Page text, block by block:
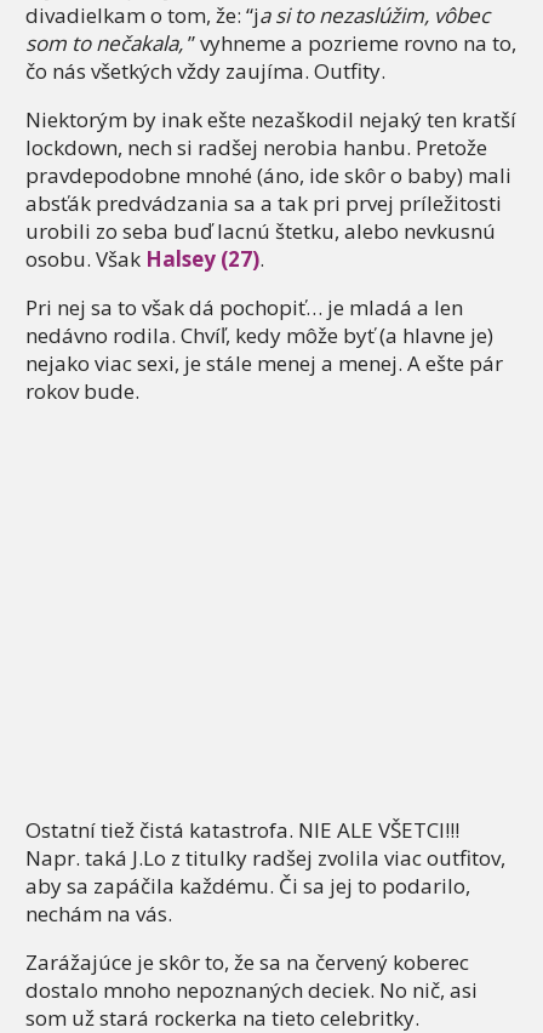
divadielkam o tom, že: “ja si to nezaslúžim, vôbec
som to nečakala,” vyhneme a pozrieme rovno na to,
čo nás všetkých vždy zaujíma. Outfity.
Niektorým by inak ešte nezaškodil nejaký ten kratší
lockdown, nech si radšej nerobia hanbu. Pretože
pravdepodobne mnohé (áno, ide skôr o baby) mali
absťák predvádzania sa a tak pri prvej príležitosti
urobili zo seba buď lacnú štetku, alebo nevkusnú
osobu. Však Halsey (27).
Pri nej sa to však dá pochopiť… je mladá a len
nedávno rodila. Chvíľ, kedy môže byť (a hlavne je)
nejako viac sexi, je stále menej a menej. A ešte pár
rokov bude.
Ostatní tiež čistá katastrofa. NIE ALE VŠETCI!!!
Napr. taká J.Lo z titulky radšej zvolila viac outfitov,
aby sa zapáčila každému. Či sa jej to podarilo,
nechám na vás.
Zarážajúce je skôr to, že sa na červený koberec
dostalo mnoho nepoznaných deciek. No nič, asi
som už stará rockerka na tieto celebritky.